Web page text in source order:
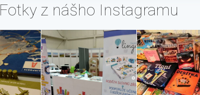
Fotky z nášho Instagramu